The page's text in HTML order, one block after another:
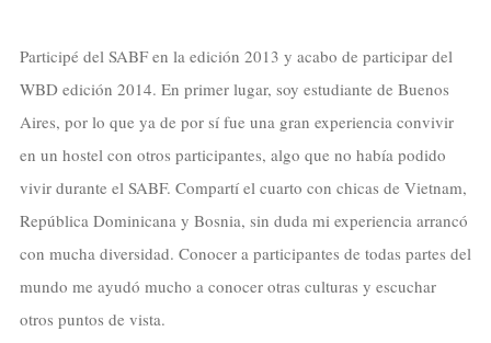
Participé del SABF en la edición 2013 y acabo de participar del
WBD edición 2014. En primer lugar, soy estudiante de Buenos
Aires, por lo que ya de por sí fue una gran experiencia convivir
en un hostel con otros participantes, algo que no había podido
vivir durante el SABF. Compartí el cuarto con chicas de Vietnam,
República Dominicana y Bosnia, sin duda mi experiencia arrancó
con mucha diversidad. Conocer a participantes de todas partes del
mundo me ayudó mucho a conocer otras culturas y escuchar
otros puntos de vista.